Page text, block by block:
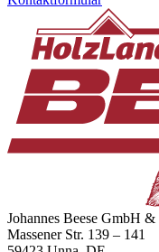
Johannes Beese GmbH
Massener Str. 139 – 141